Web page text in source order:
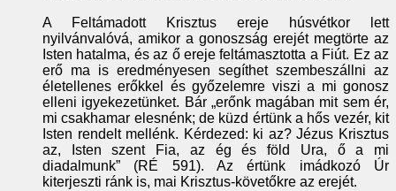
A Feltámadott Krisztus ereje húsvétkor lett
nyilvánvalóvá, amikor a gonoszság erejét megtörte az
Isten hatalma, és az ő ereje feltámasztotta a Fiút. Ez az
erő ma is eredményesen segíthet szembeszállni az
életellenes erőkkel és győzelemre viszi a mi gonosz
elleni igyekezetünket. Bár „erőnk magában mit sem ér,
mi csakhamar elesnénk; de küzd értünk a hős vezér, kit
Isten rendelt mellénk. Kérdezed: ki az? Jézus Krisztus
az, Isten szent Fia, az ég és föld Ura, ő a mi
diadalmunk” (RÉ 591). Az értünk imádkozó Úr
kiterjeszti ránk is, mai Krisztus-követőkre az erejét.